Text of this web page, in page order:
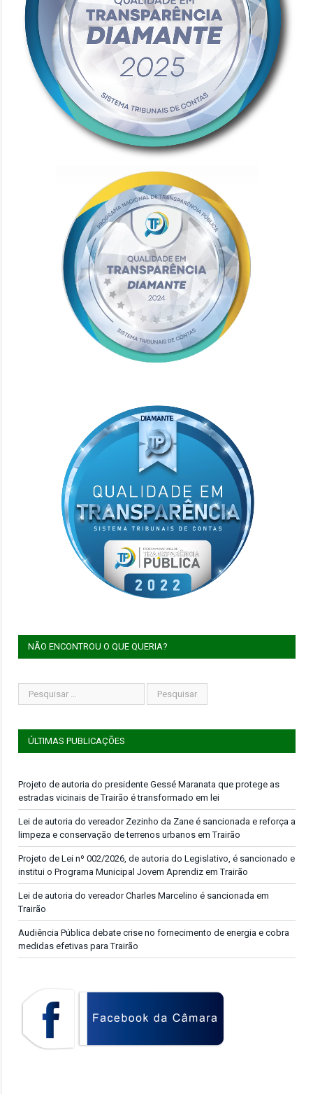
NÃO ENCONTROU O QUE QUERIA?
ÚLTIMAS PUBLICAÇÕES
Projeto de autoria do presidente Gessé Maranata que protege as
estradas vicinais de Trairão é transformado em lei
Lei de autoria do vereador Zezinho da Zane é sancionada e reforça a
limpeza e conservação de terrenos urbanos em Trairão
Projeto de Lei nº 002/2026, de autoria do Legislativo, é sancionado e
institui o Programa Municipal Jovem Aprendiz em Trairão
Lei de autoria do vereador Charles Marcelino é sancionada em
Trairão
Audiência Pública debate crise no fornecimento de energia e cobra
medidas efetivas para Trairão